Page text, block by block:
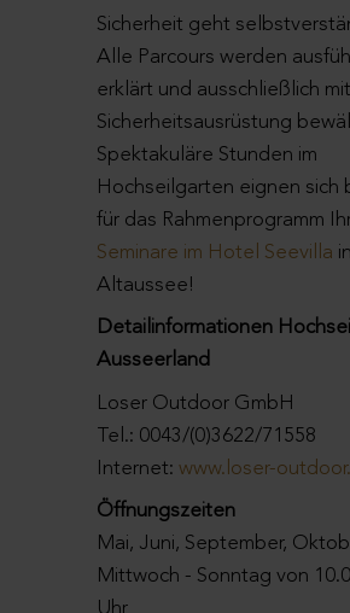
Sicherheit geht
Alle Parcours werden
erklärt und ausschließlich mit
Sicherheitsausrüstung
Spektakuläre Stunden im
Hochseilgarten eignen sich
für das Rahmenprogramm
Seminare im Hotel Seevilla in
Altaussee!
Detailinformationen
Ausseerland
Loser Outdoor GmbH
Tel.: 0043/(0)3622/71558
Internet: www.loser-
Öffnungszeiten
Mai, Juni, September,
Mittwoch - Sonntag von
Uhr